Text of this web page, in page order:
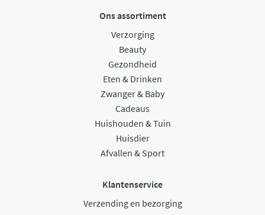
Ons assortiment
Verzorging
Beauty
Gezondheid
Eten & Drinken
Zwanger & Baby
Cadeaus
Huishouden & Tuin
Huisdier
Afvallen & Sport
Klantenservice
Verzending en bezorging